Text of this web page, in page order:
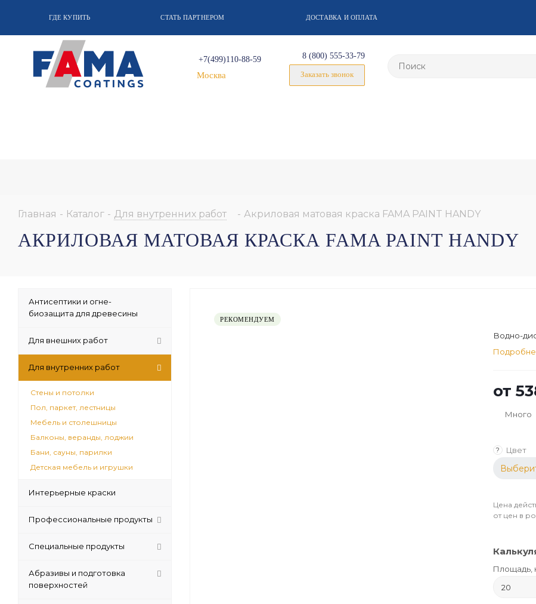
ГДЕ КУПИТЬ СТАТЬ ПАРТНЕРОМ ДОСТАВКА И ОПЛАТА
+7(499)110-88-59
Москва
8 (800) 555-33-79
Заказать звонок
Главная - Каталог - Для внутренних работ - Акриловая матовая краска FAMA PAINT HANDY
АКРИЛОВАЯ МАТОВАЯ КРАСКА FAMA PAINT HANDY
РЕКОМЕНДУЕМ
Водно-
от
Много
? Цвет
Цена
от цен в
Площадь,
Антисептики и огне-
биозащита для древесины
Для внешних работ
Для внутренних работ
Стены и потолки
Пол, паркет, лестницы
Мебель и столешницы
Балконы, веранды, лоджии
Бани, сауны, парилки
Детская мебель и игрушки
Интерьерные краски
Профессиональные продукты
Специальные продукты
Абразивы и подготовка
поверхностей